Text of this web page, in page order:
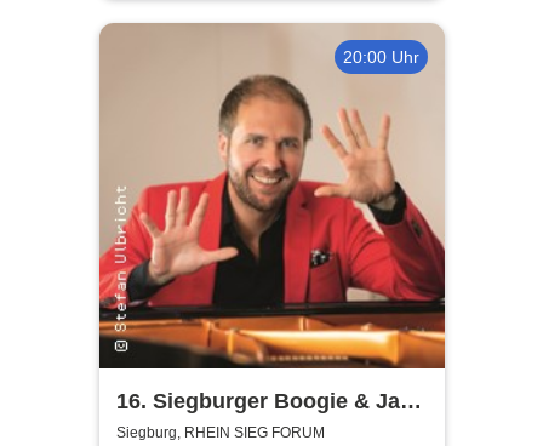
20:00 Uhr
16. Siegburger Boogie & Jazz
Night
Siegburg, RHEIN SIEG FORUM